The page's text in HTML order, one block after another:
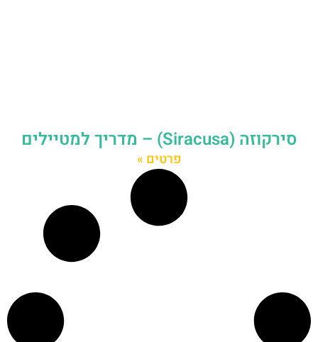
סירקוזה (Siracusa) – מדריך למטיילים
פרטים »